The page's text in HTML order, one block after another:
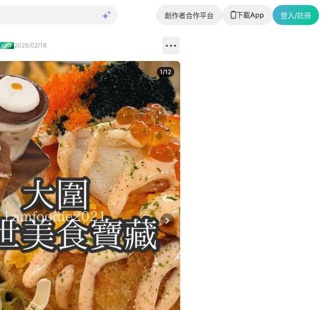
創作者合作平台 下載App 登入/註冊
2025/02/16
Next slide
1/12